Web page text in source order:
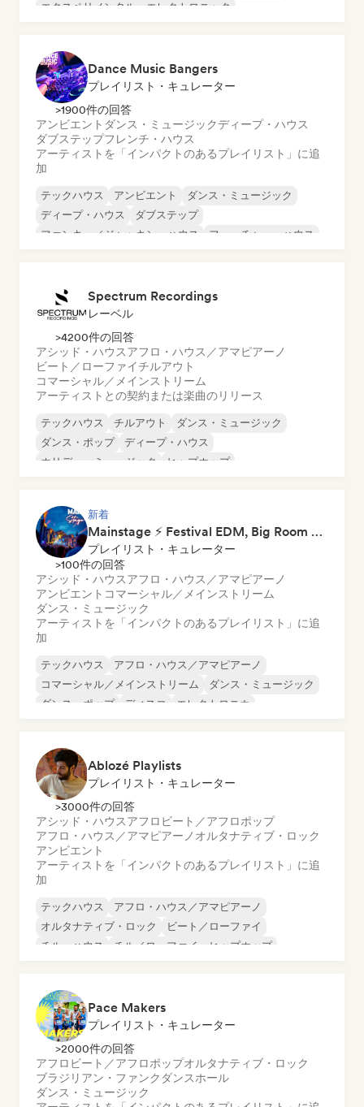
エクスペリメンタル・エレクトロニック
Dance Music Bangers
プレイリスト・キュレーター
>1900件の回答
アンビエント ダンス・ミュージックディープ・ハウス
ダブステップフレンチ・ハウス
アーティストを「インパクトのあるプレイリスト」に追
加
テックハウス アンビエント
ダンス・ミュージック
ディープ・ハウス
ダブステップ
ファンキー／ジャッキン・ハウス
フューチャー・ハウス
Spectrum Recordings
レーベル
>4200件の回答
アシッド・ハウスアフロ・ハウス／アマピアーノ
ビート／ローファイチルアウト
コマーシャル／メインストリーム
アーティストとの契約または楽曲のリリース
テックハウス チルアウト
ダンス・ミュージック
ダンス・ポップ
ディープ・ハウス
ホリデー・ミュージック
ヒップホップ
新着
Mainstage ⚡ Festival EDM, Big Room & House Anthems
プレイリスト・キュレーター
>100件の回答
アシッド・ハウスアフロ・ハウス／アマピアーノ
アンビエント コマーシャル／メインストリーム
ダンス・ミュージック
アーティストを「インパクトのあるプレイリスト」に追
加
テックハウス
アフロ・ハウス／アマピアーノ
コマーシャル／メインストリーム
ダンス・ミュージック
ダンス・ポップ
ディスコ
エレクトロニカ
Ablozé Playlists
プレイリスト・キュレーター
>3000件の回答
アシッド・ハウスアフロビート／アフロポップ
アフロ・ハウス／アマピアーノ オルタナティブ・ロック
アンビエント
アーティストを「インパクトのあるプレイリスト」に追
加
テックハウス
アフロ・ハウス／アマピアーノ
オルタナティブ・ロック
ビート／ローファイ
チル・ハウス
チル／ローファイ・ヒップホップ
Pace Makers
プレイリスト・キュレーター
>2000件の回答
アフロビート／アフロポップオルタナティブ・ロック
ブラジリアン・ファンク ダンスホール
ダンス・ミュージック